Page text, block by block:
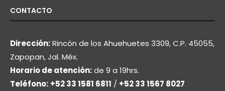
CONTACTO
Dirección:Rincón de los Ahuehuetes 3309, C.P. 45055,
Zapopan, Jal. Méx.
Horario de atención:de 9 a 19hrs.
Teléfono: +52 33 1581 6811 / +52 33 1567 8027